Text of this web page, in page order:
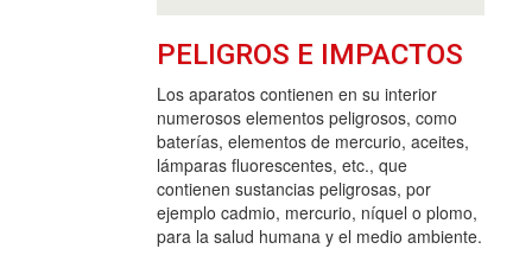
PELIGROS E IMPACTOS
Los aparatos contienen en su interior
numerosos elementos peligrosos, como
baterías, elementos de mercurio, aceites,
lámparas fluorescentes, etc., que
contienen sustancias peligrosas, por
ejemplo cadmio, mercurio, níquel o plomo,
para la salud humana y el medio ambiente.